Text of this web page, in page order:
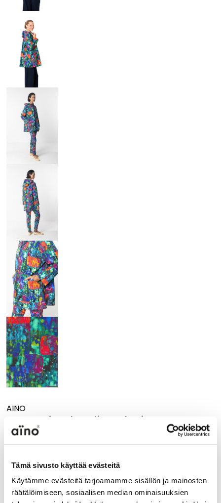
Tämä sivusto käyttää evästeitä
Käytämme evästeitä tarjoamamme sisällön ja mainosten
räätälöimiseen, sosiaalisen median ominaisuuksien
AINO
Anna Loiste hoodie, only size L
loose fit
Size
L